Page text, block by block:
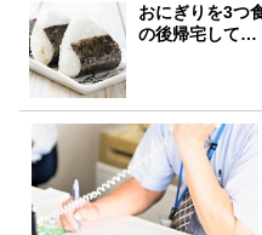
おにぎりを3つ
の後帰宅して…